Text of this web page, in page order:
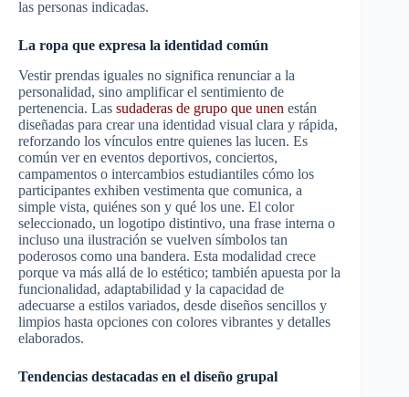
las personas indicadas.
La ropa que expresa la identidad común
Vestir prendas iguales no significa renunciar a la
personalidad, sino amplificar el sentimiento de
pertenencia. Las sudaderas de grupo que unen están
diseñadas para crear una identidad visual clara y rápida,
reforzando los vínculos entre quienes las lucen. Es
común ver en eventos deportivos, conciertos,
campamentos o intercambios estudiantiles cómo los
participantes exhiben vestimenta que comunica, a
simple vista, quiénes son y qué los une. El color
seleccionado, un logotipo distintivo, una frase interna o
incluso una ilustración se vuelven símbolos tan
poderosos como una bandera. Esta modalidad crece
porque va más allá de lo estético; también apuesta por la
funcionalidad, adaptabilidad y la capacidad de
adecuarse a estilos variados, desde diseños sencillos y
limpios hasta opciones con colores vibrantes y detalles
elaborados.
Tendencias destacadas en el diseño grupal